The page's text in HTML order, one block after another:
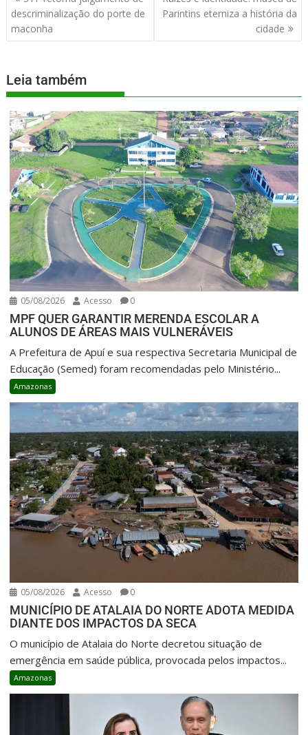
descriminalização do porte de
maconha
Parintins eterniza a história da
cidade
Leia também
05/08/2026 Acesso 0
MPF QUER GARANTIR MERENDA ESCOLAR A
ALUNOS DE ÁREAS MAIS VULNERÁVEIS
A Prefeitura de Apuí e sua respectiva Secretaria Municipal de
Educação (Semed) foram recomendadas pelo Ministério...
Amazonas
05/08/2026 Acesso 0
MUNICÍPIO DE ATALAIA DO NORTE ADOTA MEDIDA
DIANTE DOS IMPACTOS DA SECA
O município de Atalaia do Norte decretou situação de
emergência em saúde pública, provocada pelos impactos...
Amazonas